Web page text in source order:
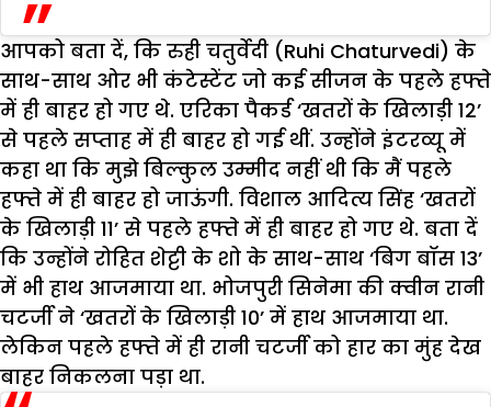
आपको बता दें, कि रुही चतुर्वेदी (Ruhi Chaturvedi) के
साथ-साथ ओर भी कंटेस्टेंट जो कई सीजन के पहले हफ्ते
में ही बाहर हो गए थे. एरिका पैकर्ड ‘खतरों के खिलाड़ी 12’
से पहले सप्ताह में ही बाहर हो गई थीं. उन्होंने इंटरव्यू में
कहा था कि मुझे बिल्कुल उम्मीद नहीं थी कि मैं पहले
हफ्ते में ही बाहर हो जाऊंगी. विशाल आदित्य सिंह ‘खतरों
के खिलाड़ी 11’ से पहले हफ्ते में ही बाहर हो गए थे. बता दें
कि उन्होंने रोहित शेट्टी के शो के साथ-साथ ‘बिग बॉस 13’
में भी हाथ आजमाया था. भोजपुरी सिनेमा की क्वीन रानी
चटर्जी ने ‘खतरों के खिलाड़ी 10’ में हाथ आजमाया था.
लेकिन पहले हफ्ते में ही रानी चटर्जी को हार का मुंह देख
बाहर निकलना पड़ा था.